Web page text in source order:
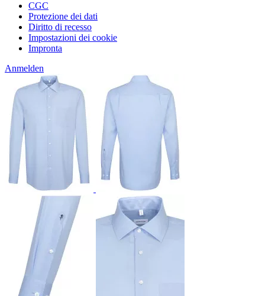
CGC
Protezione dei dati
Diritto di recesso
Impostazioni dei cookie
Impronta
Anmelden